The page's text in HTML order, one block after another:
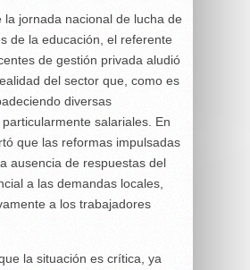
la jornada nacional de lucha de
de la educación, el referente
de gestión privada aludió
del sector que, como es
diversas
salariales. En
que las reformas impulsadas
ausencia de respuestas del
a las demandas locales,
a los trabajadores
la situación es crítica, ya